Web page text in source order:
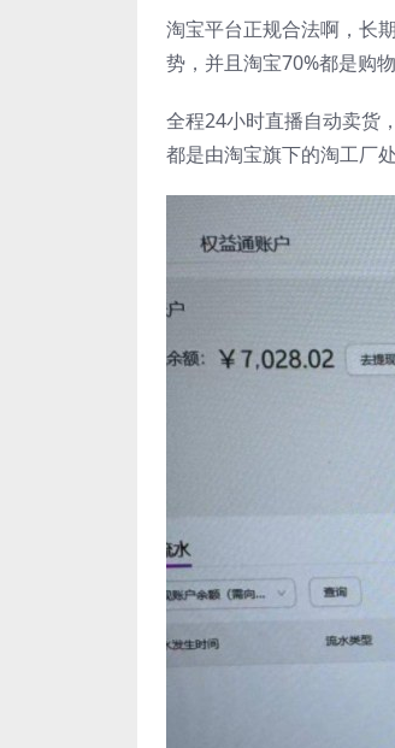
淘宝平台正规合法啊，长
势，并且淘宝70%都是购
全程24小时直播自动卖货
都是由淘宝旗下的淘工厂